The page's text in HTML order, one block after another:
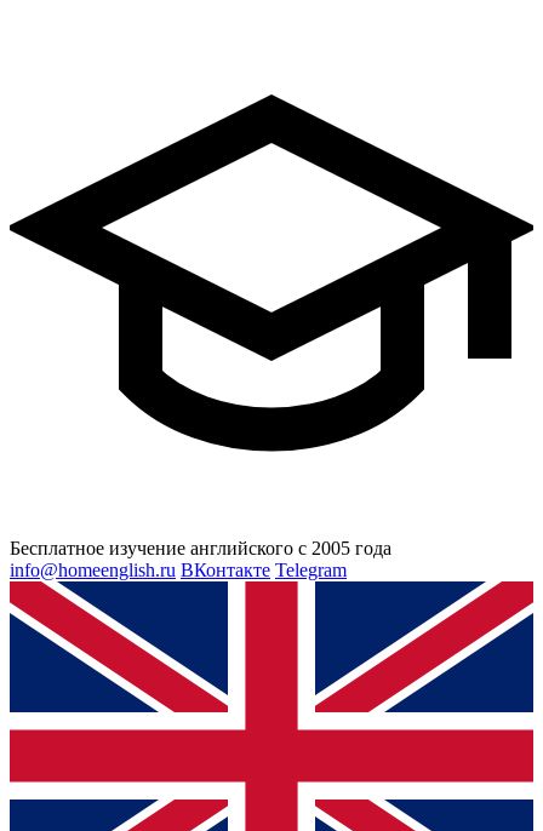
Бесплатное изучение английского с 2005 года
info@homeenglish.ru ВКонтакте Telegram